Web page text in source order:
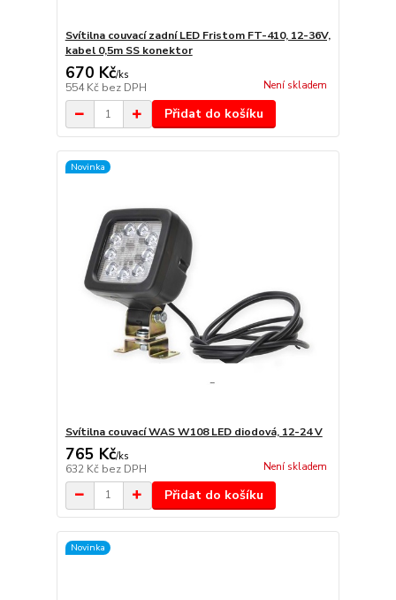
Svítilna couvací zadní LED Fristom FT-410, 12-36V,
kabel 0,5m SS konektor
670 Kč/ks
554 Kč bez DPH Není skladem
Přidat do košíku
Novinka
Svítilna couvací WAS W108 LED diodová, 12-24 V
765 Kč/ks
632 Kč bez DPH Není skladem
Přidat do košíku
Novinka